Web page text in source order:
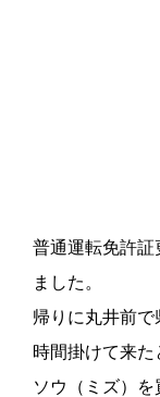
普通運転免許証
ました。
帰りに丸井前で
時間掛けて来た
ソウ（ミズ）を